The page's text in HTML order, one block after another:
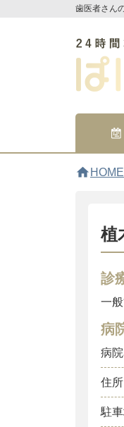
歯医者さん
home HOME
植
診
一
病
病
住所
駐